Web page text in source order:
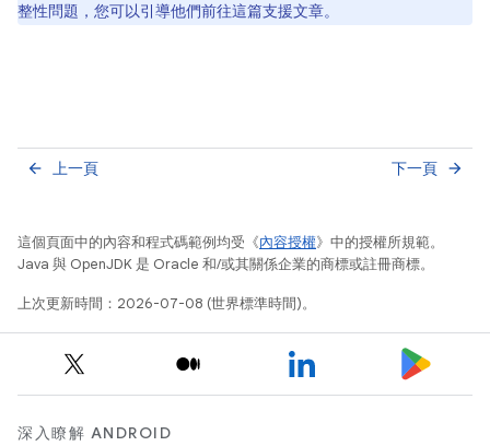
整性問題，您可以引導他們前往這篇支援文章。
上一頁
arrow_back 下一頁 arrow_forward
這個頁面中的內容和程式碼範例均受《內容授權》中的授權所規範。
Java 與 OpenJDK 是 Oracle 和/或其關係企業的商標或註冊商標。
上次更新時間：2026-07-08 (世界標準時間)。
深入瞭解 ANDROID